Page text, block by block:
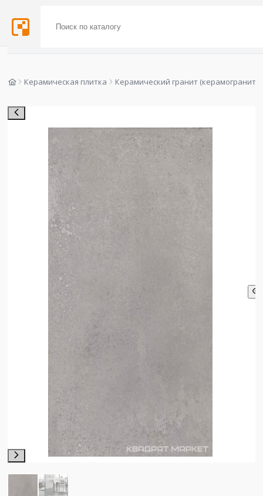
Керамическая плитка Керамический гранит (керамогранит)